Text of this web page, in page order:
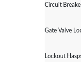
Circuit
Gate Valve
Lockout